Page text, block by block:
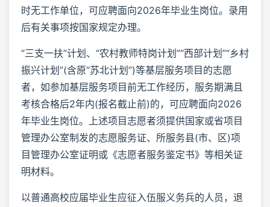
时无工作单位，可应聘面向2026年毕业生岗位。录用
后有关事项按国家规定办理。
“三支一扶”计划、“农村教师特岗计划”“西部计划”“乡村
振兴计划”(含原“苏北计划”)等基层服务项目的志愿
者，如参加基层服务项目前无工作经历，服务期满且
考核合格后2年内(报名截止前)的，可应聘面向2026
年毕业生岗位。上述项目志愿者须提供国家或省项目
管理办公室制发的志愿服务证、所服务县(市、区)项
目管理办公室证明或《志愿者服务鉴定书》等相关证
明材料。
以普通高校应届毕业生应征入伍服义务兵的人员，退